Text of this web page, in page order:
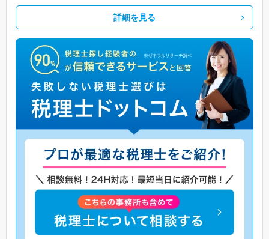
詳細を見る